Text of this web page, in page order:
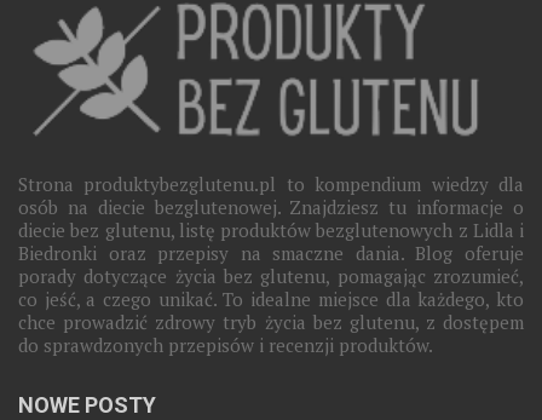
Strona produktybezglutenu.pl to kompendium wiedzy dla
osób na diecie bezglutenowej. Znajdziesz tu informacje o
diecie bez glutenu, listę produktów bezglutenowych z Lidla i
Biedronki oraz przepisy na smaczne dania. Blog oferuje
porady dotyczące życia bez glutenu, pomagając zrozumieć,
co jeść, a czego unikać. To idealne miejsce dla każdego, kto
chce prowadzić zdrowy tryb życia bez glutenu, z dostępem
do sprawdzonych przepisów i recenzji produktów.
NOWE POSTY